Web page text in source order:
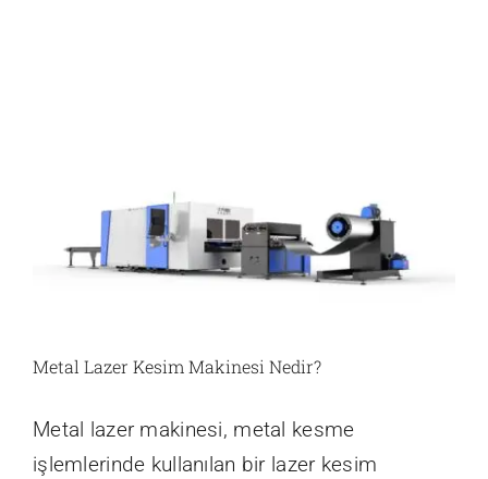
Metal Lazer Kesim Makinesi Nedir?
Metal lazer makinesi, metal kesme
işlemlerinde kullanılan bir lazer kesim